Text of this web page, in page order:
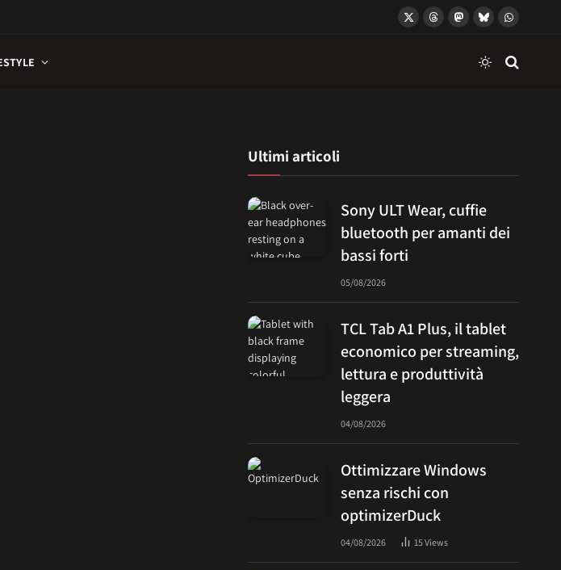
X
ThreadsMastodon
BlueskyWhatsApp
Ultimi articoli
Sony ULT Wear, cuffie
bluetooth per amanti dei
bassi forti
05/08/2026
TCL Tab A1 Plus, il tablet
economico per streaming,
lettura e produttività
leggera
04/08/2026
Ottimizzare Windows
senza rischi con
optimizerDuck
04/08/2026 15Views